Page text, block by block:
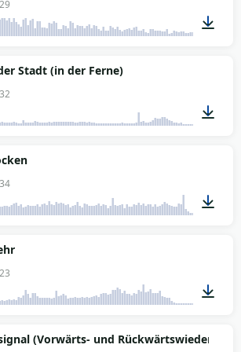
29
Stadt (in der Ferne)
32
34
23
01:06
(Vorwärts- und